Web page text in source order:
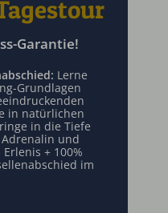
Garantie!
Lerne
Grundlagen
in natürlichen
in die Tiefe
Adrenalin und
+ 100%
im